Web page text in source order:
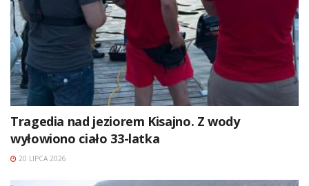
Tragedia nad jeziorem Kisajno. Z wody
wyłowiono ciało 33-latka
20 LIPCA 2026